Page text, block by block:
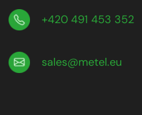
+420 491 453 352
sales@metel.eu